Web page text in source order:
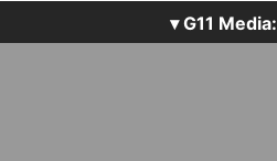
▾ G11 Media: